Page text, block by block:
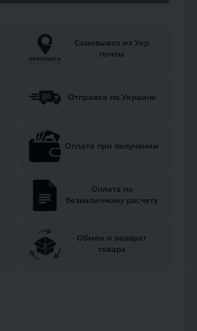
Самовывоз из Укр
почты
Отправка по Украине
Оплата при получении
Оплата по
безналичному расчету
Обмен и возврат
товара